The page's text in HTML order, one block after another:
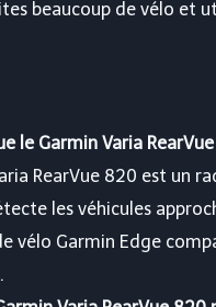
beaucoup de vélo et
le Garmin Varia
RearVue 820 est un
les véhicules
vélo Garmin Edge